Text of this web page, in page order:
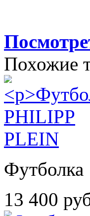
Похожие
Футболка
13 400